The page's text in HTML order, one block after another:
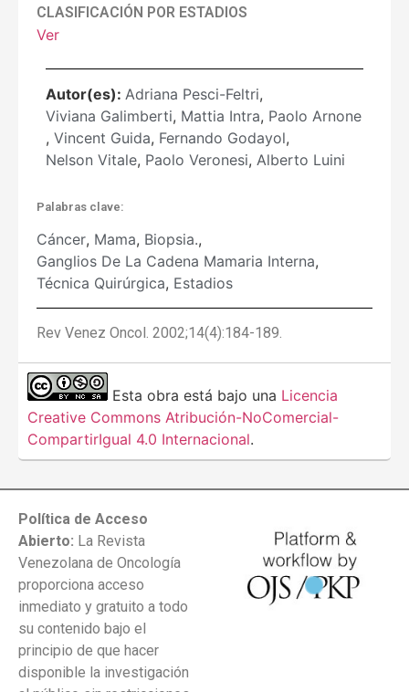
CLASIFICACIÓN POR ESTADIOS
Ver
Autor(es): Adriana Pesci-Feltri,
Viviana Galimberti, Mattia Intra, Paolo Arnone
, Vincent Guida, Fernando Godayol,
Nelson Vitale, Paolo Veronesi, Alberto Luini
Palabras clave:
Cáncer, Mama, Biopsia.,
Ganglios De La Cadena Mamaria Interna,
Técnica Quirúrgica, Estadios
Rev Venez Oncol. 2002;14(4):184-189.
Esta obra está bajo una Licencia
Creative Commons Atribución-NoComercial-
CompartirIgual 4.0 Internacional.
Política de Acceso
Abierto: La Revista
Venezolana de Oncología
proporciona acceso
inmediato y gratuito a todo
su contenido bajo el
principio de que hacer
disponible la investigación